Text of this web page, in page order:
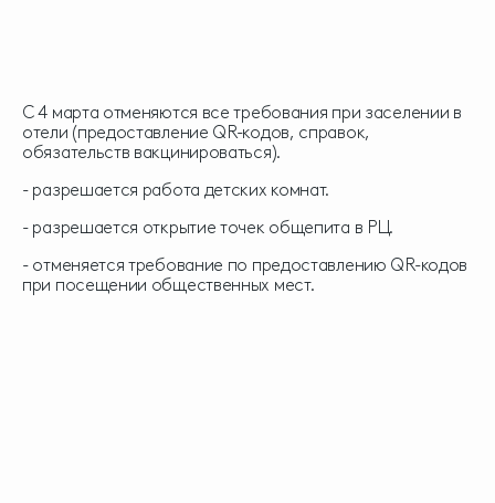
С 4 марта отменяются все требования при заселении в
отели (предоставление QR-кодов, справок,
обязательств вакцинироваться).
- разрешается работа детских комнат.
- разрешается открытие точек общепита в РЦ.
- отменяется требование по предоставлению QR-кодов
при посещении общественных мест.